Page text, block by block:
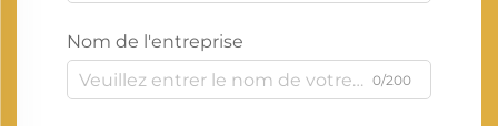
Nom de l'entreprise
0/200